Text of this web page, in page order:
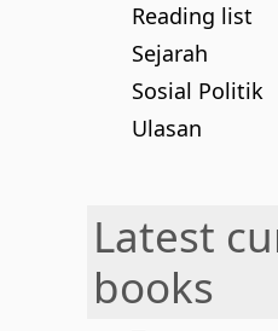
Reading list
Sejarah
Sosial Politik
Ulasan
Latest
books